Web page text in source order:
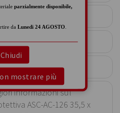
parzialmente disponibile,
da Lunedi 24 AGOSTO
Chiudi
mostrare più